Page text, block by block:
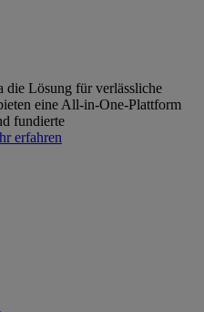
die Lösung für verlässliche
eine All-in-One-Plattform
fundierte
erfahren